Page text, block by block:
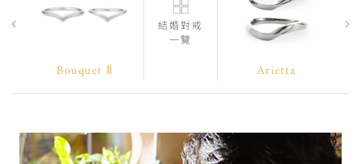
Bouquet Ⅱ
結婚對戒
一覽
Arietta